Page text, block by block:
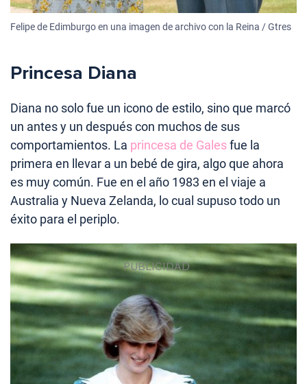
Felipe de Edimburgo en una imagen de archivo con la Reina / Gtres
Princesa Diana
Diana no solo fue un icono de estilo, sino que marcó
un antes y un después con muchos de sus
comportamientos. La princesa de Galesfue la
primera en llevar a un bebé de gira, algo que ahora
es muy común. Fue en el año 1983 en el viaje a
Australia y Nueva Zelanda, lo cual supuso todo un
éxito para el periplo.